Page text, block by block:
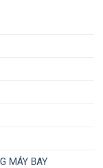
MÁY BAY